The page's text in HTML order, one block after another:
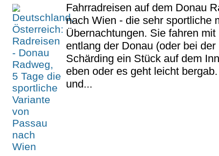
Fahrradreisen auf dem Donau
nach Wien - die sehr sportliche
Übernachtungen. Sie fahren mit
entlang der Donau (oder bei
Schärding ein Stück auf dem
eben oder es geht leicht
und...